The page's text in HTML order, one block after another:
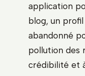
application
blog, un
abandonné
pollution des
crédibilité et